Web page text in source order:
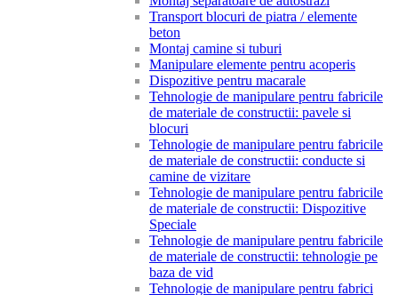
Transport blocuri de piatra / elemente
beton
Montaj camine si tuburi
Manipulare elemente pentru acoperis
Dispozitive pentru macarale
Tehnologie de manipulare pentru fabricile
de materiale de constructii: pavele si
blocuri
Tehnologie de manipulare pentru fabricile
de materiale de constructii: conducte si
camine de vizitare
Tehnologie de manipulare pentru fabricile
de materiale de constructii: Dispozitive
Speciale
Tehnologie de manipulare pentru fabricile
de materiale de constructii: tehnologie pe
baza de vid
Tehnologie de manipulare pentru fabrici